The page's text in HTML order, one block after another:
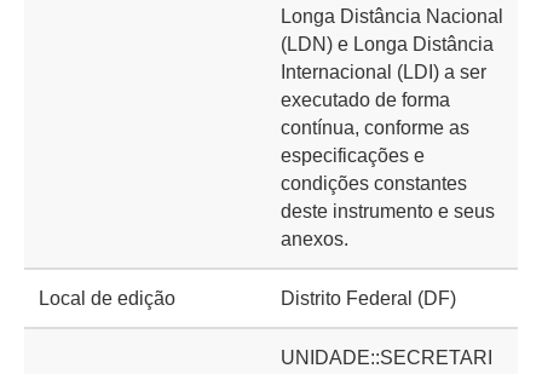
Longa Distância Nacional
(LDN) e Longa Distância
Internacional (LDI) a ser
executado de forma
contínua, conforme as
especificações e
condições constantes
deste instrumento e seus
anexos.
Local de edição Distrito Federal (DF)
UNIDADE::SECRETARI